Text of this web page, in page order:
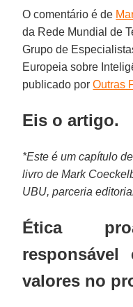
O comentário é de
da Rede Mundial de
Grupo de
Europeia sobre
publicado porOutras
Eis o artigo.
*Este é um capítulo
livro de Mark
UBU, parceria
Ética
valores no